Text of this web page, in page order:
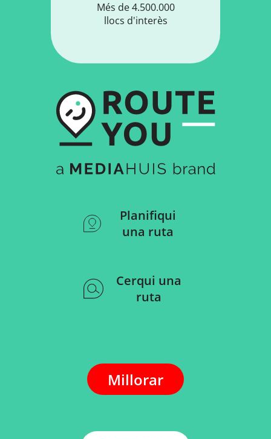
Més de 4.500.000
llocs d'interès
Planifiqui
una ruta
Cerqui una
ruta
Millorar